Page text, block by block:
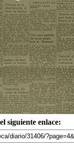
siguiente enlace: